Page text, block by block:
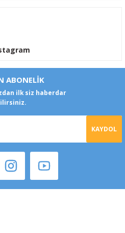
ABONELİK
ilk siz haberdar
KAYDOL